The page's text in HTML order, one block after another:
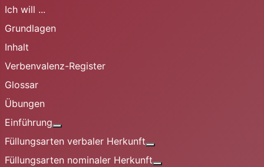
Ich will ...
Grundlagen
Inhalt
Verbenvalenz-Register
Glossar
Übungen
Einführung
Füllungsarten verbaler Herkunft
Füllungsarten nominaler Herkunft
Supinum
Substantiv